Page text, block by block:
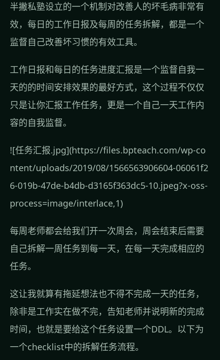
半撇私塾设立的一个机制对改善人的坏毛病非常有
效，每日的工作日报及每周的任务拆解，都是一个
监督自己改善坏习惯的有效工具。
工作日报和每日的任务进度汇报是一个监督自我一
天的的时间安排效果的最好方式，这个过程不仅仅
只是让你汇报工作任务，更是一个自己一天工作内
容的自我监督。
![任务汇报.jpg](https://files.bpteach.com/wp-co
ntent/uploads/2019/08/1566563906604-06061f2
6-019b-47de-b4db-d3165f363dc5-10.jpeg?x-oss-
process=image/interlace,1)
每周老师都会给我们开一次周会，周会结束后需要
自己拆解一周任务到每一天，在每一天完成相应的
任务。
这让我就算有拖延想法也不得不完成一天的任务，
除非是工作实在做不完，告知老师并说明新的完成
时间，也就是要给这个任务设置一个DDL。以下为
一个checklist中的拆解任务流程。